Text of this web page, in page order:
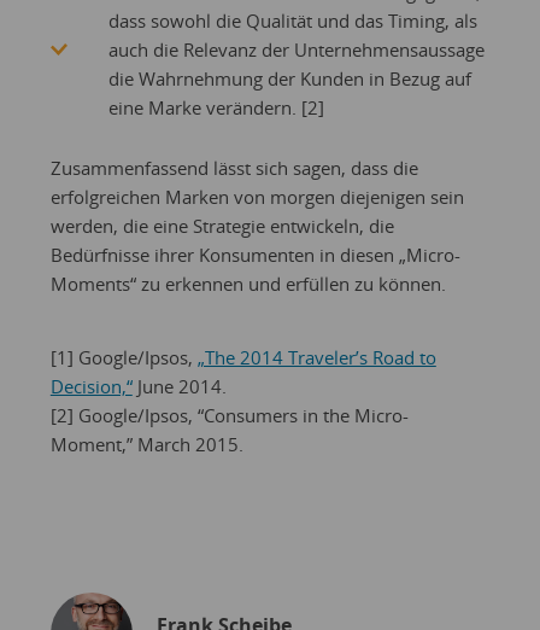
dass sowohl die Qualität und das Timing, als
auch die Relevanz der Unternehmensaussage
die Wahrnehmung der Kunden in Bezug auf
eine Marke verändern. [2]
Zusammenfassend lässt sich sagen, dass die
erfolgreichen Marken von morgen diejenigen sein
werden, die eine Strategie entwickeln, die
Bedürfnisse ihrer Konsumenten in diesen „Micro-
Moments“ zu erkennen und erfüllen zu können.
[1] Google/Ipsos, „The 2014 Traveler’s Road to
Decision,“June 2014.
[2] Google/Ipsos, “Consumers in the Micro-
Moment,” March 2015.